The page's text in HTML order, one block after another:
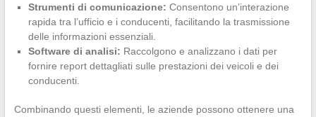
Strumenti di comunicazione: Consentono un’interazione
rapida tra l’ufficio e i conducenti, facilitando la trasmissione
delle informazioni essenziali.
Software di analisi: Raccolgono e analizzano i dati per
fornire report dettagliati sulle prestazioni dei veicoli e dei
conducenti.
Combinando questi elementi, le aziende possono ottenere una